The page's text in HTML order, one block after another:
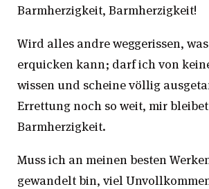
Barmherzigkeit, Barmherzigkeit!
Wird alles andre weggerissen,
erquicken kann; darf ich von
wissen und scheine völlig
Errettung noch so weit, mir
Barmherzigkeit.
Muss ich an meinen besten
gewandelt bin, viel